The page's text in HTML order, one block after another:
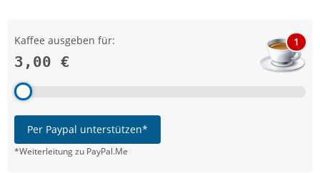
Kaffee ausgeben für:
3,00 €
1
Per Paypal unterstützen*
*Weiterleitung zu PayPal.Me